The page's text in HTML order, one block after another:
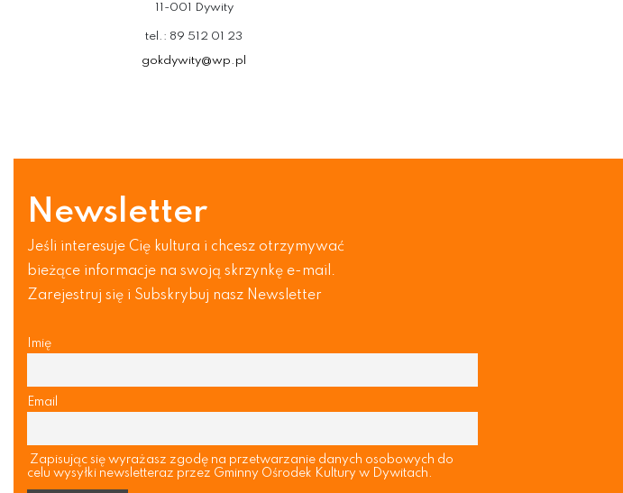
11-001 Dywity
tel.: 89 512 01 23
gokdywity@wp.pl
Newsletter
Jeśli interesuje Cię kultura i chcesz otrzymywać
bieżące informacje na swoją skrzynkę e-mail.
Zarejestruj się i Subskrybuj nasz Newsletter
Imię
Email
Zapisując się wyrażasz zgodę na przetwarzanie danych osobowych do
celu wysyłki newsletteraz przez Gminny Ośrodek Kultury w Dywitach.